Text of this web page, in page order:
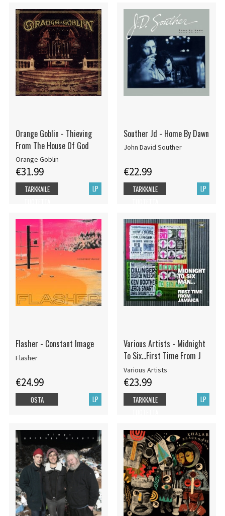
Orange Goblin - Thieving
From The House Of God
Orange Goblin
€31.99
LP
TARKKAILE
Souther Jd - Home By Dawn
John David Souther
€22.99
LP
TARKKAILE
Flasher - Constant Image
Flasher
€24.99
LP
OSTA
Various Artists - Midnight
To Six...First Time From J
Various Artists
€23.99
LP
TARKKAILE